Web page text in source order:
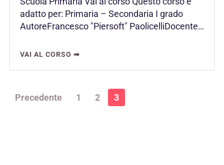
adatto per: Primaria – Secondaria I grado
AutoreFrancesco "Piersoft" PaolicelliDocente…
VAI AL CORSO ➡
Precedente 1 2 3